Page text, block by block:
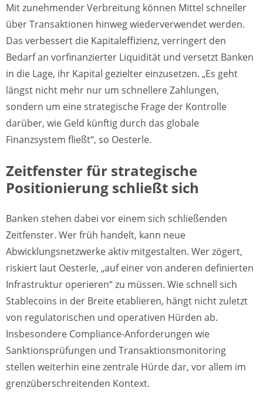
Mit zunehmender Verbreitung können Mittel schneller
über Transaktionen hinweg wiederverwendet werden.
Das verbessert die Kapitaleffizienz, verringert den
Bedarf an vorfinanzierter Liquidität und versetzt Banken
in die Lage, ihr Kapital gezielter einzusetzen. „Es geht
längst nicht mehr nur um schnellere Zahlungen,
sondern um eine strategische Frage der Kontrolle
darüber, wie Geld künftig durch das globale
Finanzsystem fließt“, so Oesterle.
Zeitfenster für strategische
Positionierung schließt sich
Banken stehen dabei vor einem sich schließenden
Zeitfenster. Wer früh handelt, kann neue
Abwicklungsnetzwerke aktiv mitgestalten. Wer zögert,
riskiert laut Oesterle, „auf einer von anderen definierten
Infrastruktur operieren“ zu müssen. Wie schnell sich
Stablecoins in der Breite etablieren, hängt nicht zuletzt
von regulatorischen und operativen Hürden ab.
Insbesondere Compliance-Anforderungen wie
Sanktionsprüfungen und Transaktionsmonitoring
stellen weiterhin eine zentrale Hürde dar, vor allem im
grenzüberschreitenden Kontext.